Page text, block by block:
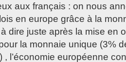
aux français : on nous
en europe grâce à la
à dire juste après la mise en
la monnaie unique (3%
, l’économie européenne